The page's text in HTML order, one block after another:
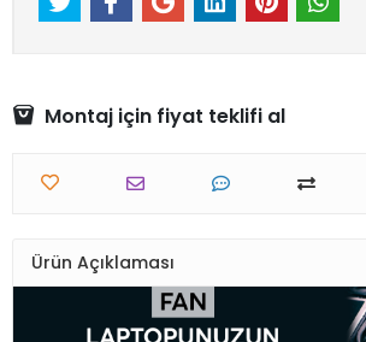
Montaj için fiyat teklifi al
Ürün Açıklaması